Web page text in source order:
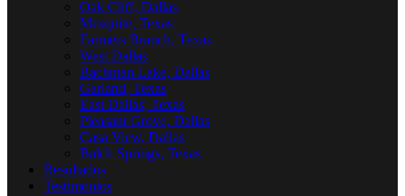
Oak Cliff, Dallas
Mesquite, Texas
Farmers Branch, Texas
West Dallas
Bachman Lake, Dallas
Garland, Texas
East Dallas, Texas
Pleasant Grove, Dallas
Casa View, Dallas
Balch Springs, Texas
Resultados
Testimonios